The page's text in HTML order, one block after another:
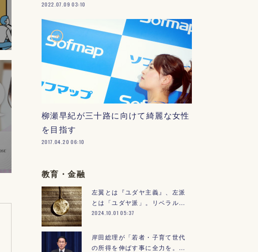
2022.07.09 03:10
柳瀬早紀が三十路に向けて綺麗な女性
を目指す
2017.04.20 06:10
教育・金融
左翼とは『ユダヤ主義』、左派
とは「ユダヤ派」。リベラル…
2024.10.01 05:37
岸田総理が「若者・子育て世代
の所得を伸ばす事に全力を。…